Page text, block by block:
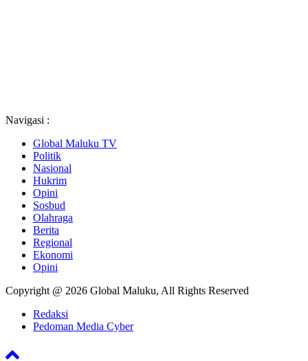
Navigasi :
Global Maluku TV
Politik
Nasional
Hukrim
Opini
Sosbud
Olahraga
Berita
Regional
Ekonomi
Opini
Copyright @ 2026 Global Maluku, All Rights Reserved
Redaksi
Pedoman Media Cyber